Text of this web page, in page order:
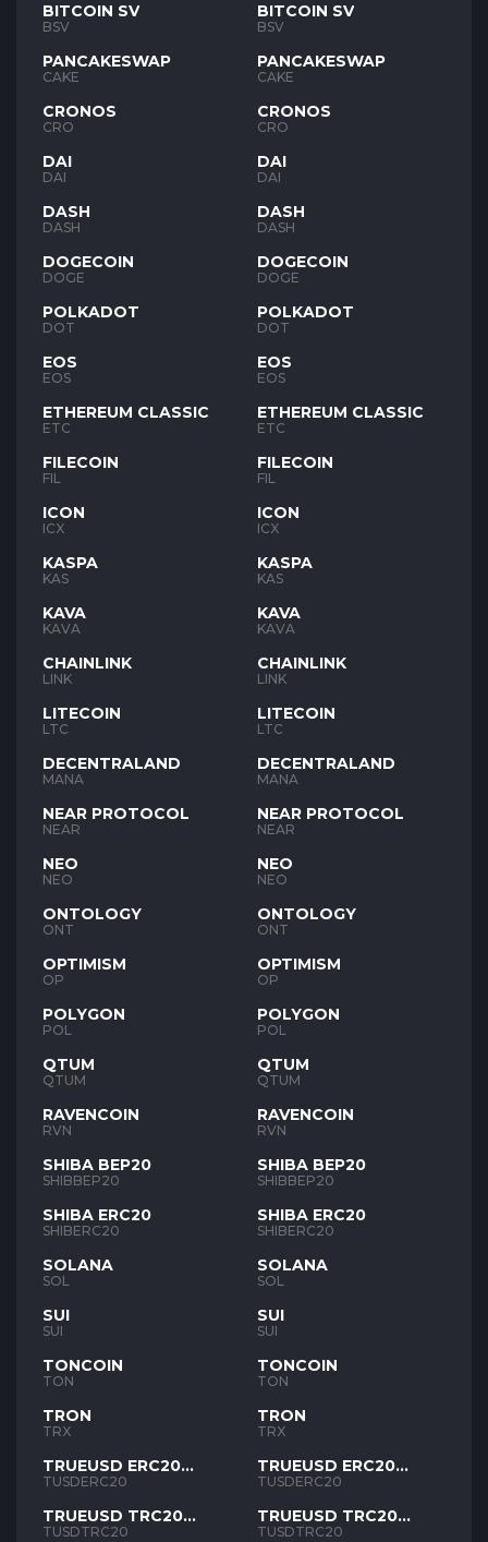
BITCOIN SV
BSV
PANCAKESWAP
CAKE
CRONOS
CRO
DAI
DAI
DASH
DASH
DOGECOIN
DOGE
POLKADOT
DOT
EOS
EOS
ETHEREUM CLASSIC
ETC
FILECOIN
FIL
ICON
ICX
KASPA
KAS
KAVA
KAVA
CHAINLINK
LINK
LITECOIN
LTC
DECENTRALAND
MANA
NEAR PROTOCOL
NEAR
NEO
NEO
ONTOLOGY
ONT
OPTIMISM
OP
POLYGON
POL
QTUM
QTUM
RAVENCOIN
RVN
SHIBA BEP20
SHIBBEP20
SHIBA ERC20
SHIBERC20
SOLANA
SOL
SUI
SUI
TONCOIN
TON
TRON
TRX
TRUEUSD ERC20
TUSD
TUSDERC20
TRUEUSD TRC20
TUSD
TUSDTRC20
BITCOIN SV
BSV
PANCAKESWAP
CAKE
CRONOS
CRO
DAI
DAI
DASH
DASH
DOGECOIN
DOGE
POLKADOT
DOT
EOS
EOS
ETHEREUM CLASSIC
ETC
FILECOIN
FIL
ICON
ICX
KASPA
KAS
KAVA
KAVA
CHAINLINK
LINK
LITECOIN
LTC
DECENTRALAND
MANA
NEAR PROTOCOL
NEAR
NEO
NEO
ONTOLOGY
ONT
OPTIMISM
OP
POLYGON
POL
QTUM
QTUM
RAVENCOIN
RVN
SHIBA BEP20
SHIBBEP20
SHIBA ERC20
SHIBERC20
SOLANA
SOL
SUI
SUI
TONCOIN
TON
TRON
TRX
TRUEUSD ERC20
TUSD
TUSDERC20
TRUEUSD TRC20
TUSD
TUSDTRC20